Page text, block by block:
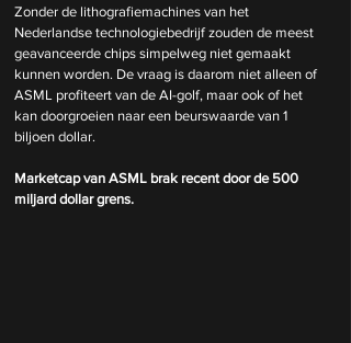
Zonder de lithografiemachines van het
Nederlandse technologiebedrijf zouden de meest
geavanceerde chips simpelweg niet gemaakt
kunnen worden. De vraag is daarom niet alleen of
ASML profiteert van de AI-golf, maar ook of het
kan doorgroeien naar een beurswaarde van 1
biljoen dollar.
Marketcap van ASML brak recent door de 500
miljard dollar grens.